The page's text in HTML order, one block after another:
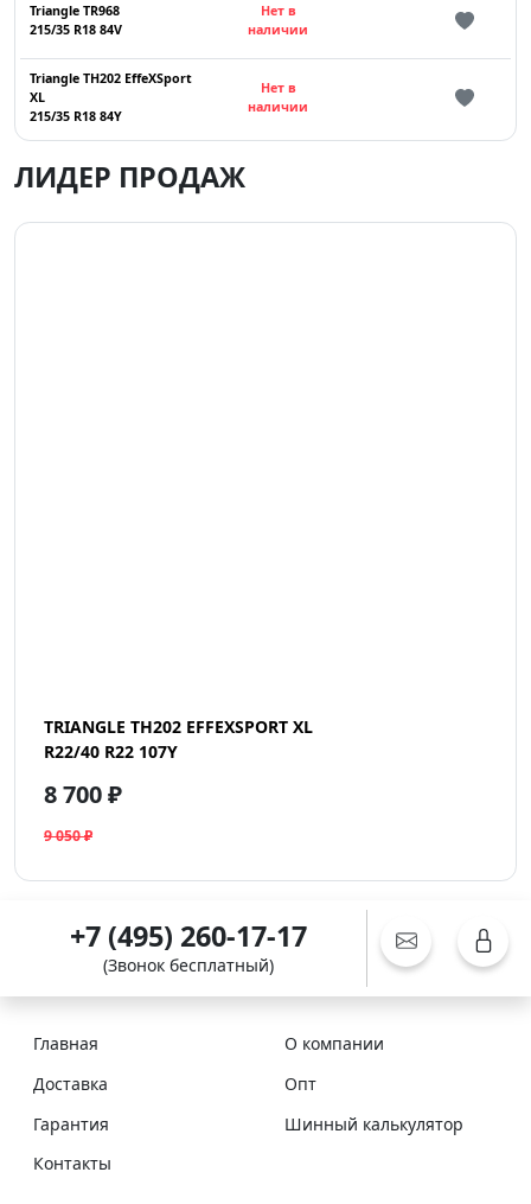
Triangle TR968
215/35 R18 84V
Нет в
наличии
Triangle TH202 EffeXSport
XL
215/35 R18 84Y
Нет в
наличии
ЛИДЕР ПРОДАЖ
TRIANGLE TH202 EFFEXSPORT XL
R22/40 R22 107Y
8 700 ₽
9 050 ₽
+7 (495) 260-17-17
(Звонок бесплатный)
Главная
О компании
Доставка
Опт
Гарантия
Шинный калькулятор
Контакты